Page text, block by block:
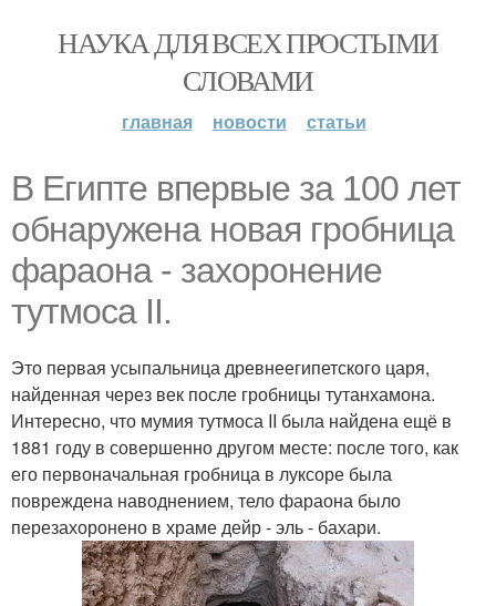
НАУКА ДЛЯ ВСЕХ ПРОСТЫМИ
СЛОВАМИ
главная новости статьи
В Египте впервые за 100 лет
обнаружена новая гробница
фараона - захоронение
тутмоса II.
Это первая усыпальница древнеегипетского царя,
найденная через век после гробницы тутанхамона.
Интересно, что мумия тутмоса II была найдена ещё в
1881 году в совершенно другом месте: после того, как
его первоначальная гробница в луксоре была
повреждена наводнением, тело фараона было
перезахоронено в храме дейр - эль - бахари.